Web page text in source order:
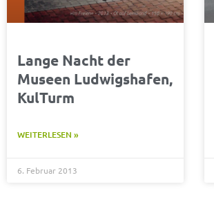
Lange Nacht der
Museen Ludwigshafen,
KulTurm
WEITERLESEN »
6. Februar 2013